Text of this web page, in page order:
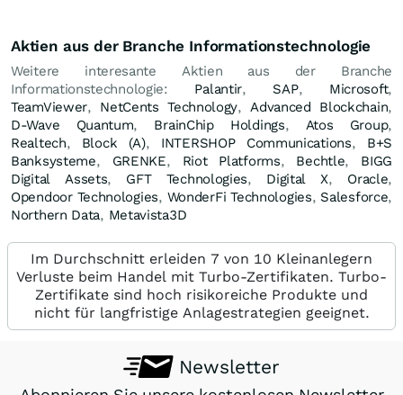
Aktien aus der Branche Informationstechnologie
Weitere interesante Aktien aus der Branche
Informationstechnologie: Palantir, SAP, Microsoft,
TeamViewer, NetCents Technology,Advanced Blockchain,
D-Wave Quantum, BrainChip Holdings, Atos Group,
Realtech, Block (A), INTERSHOP Communications, B+S
Banksysteme, GRENKE, Riot Platforms, Bechtle, BIGG
Digital Assets, GFT Technologies, Digital X, Oracle,
Opendoor Technologies, WonderFi Technologies, Salesforce,
Northern Data, Metavista3D
Im Durchschnitt erleiden 7 von 10 Kleinanlegern
Verluste beim Handel mit Turbo-Zertifikaten. Turbo-
Zertifikate sind hoch risikoreiche Produkte und
nicht für langfristige Anlagestrategien geeignet.
Newsletter